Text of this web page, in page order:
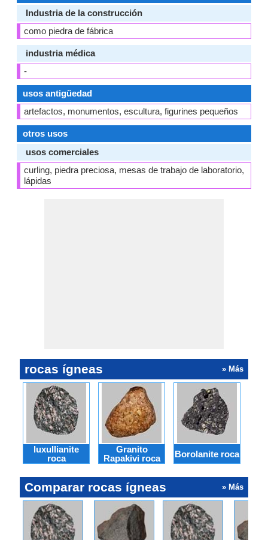
Industria de la construcción
como piedra de fábrica
industria médica
-
usos antigüedad
artefactos, monumentos, escultura, figurines pequeños
otros usos
usos comerciales
curling, piedra preciosa, mesas de trabajo de laboratorio,
lápidas
rocas ígneas » Más
luxullianite
roca
Granito
Rapakivi roca
Borolanite roca
Comparar rocas ígneas » Más